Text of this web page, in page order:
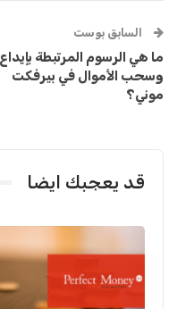
السابق بوست
ما هي الرسوم المرتبطة بإيداع
وسحب الأموال في بيرفكت
موني؟
قد يعجبك ايضا